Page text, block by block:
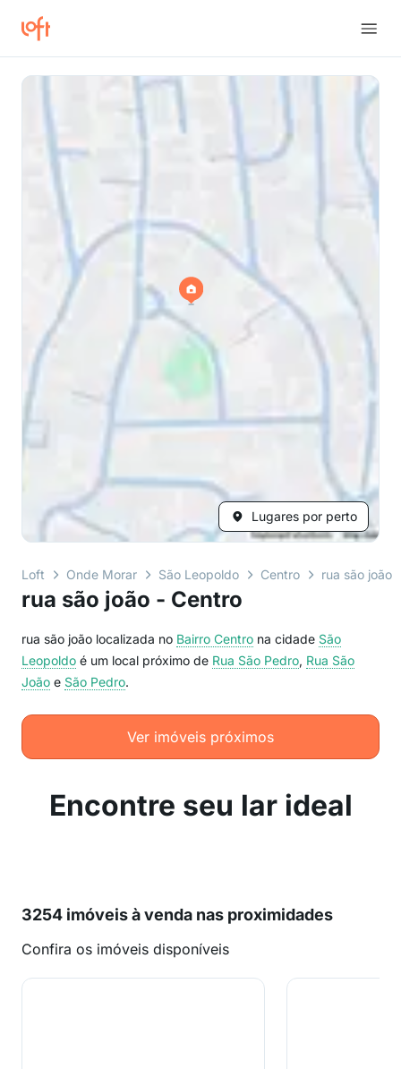
Lugares por perto
Loft Onde Morar São Leopoldo Centro rua são joão
rua são joão - Centro
rua são joão localizada no Bairro Centro na cidade São
Leopoldo é um local próximo de Rua São Pedro, Rua São
João e São Pedro.
Ver imóveis próximos
Encontre seu lar ideal
3254 imóveis à venda nas proximidades
Confira os imóveis disponíveis